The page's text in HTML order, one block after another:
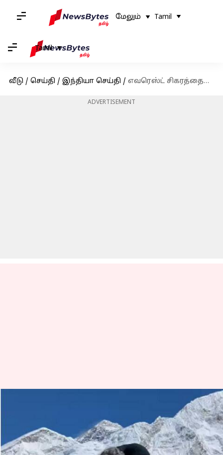
மேலும் Tamil
Tamil
வீடு / செய்தி / இந்தியா செய்தி / எவரெஸ்ட் சிகரத்தைத் தொட்ட 86 வயது தம்பதி - நீண்ட நாள் கனவு நிறைவேறியது
ADVERTISEMENT
தொட்ட 86 வயது தம்பதி -
நீண்ட நாள் கனவு
நிறைவேறியது